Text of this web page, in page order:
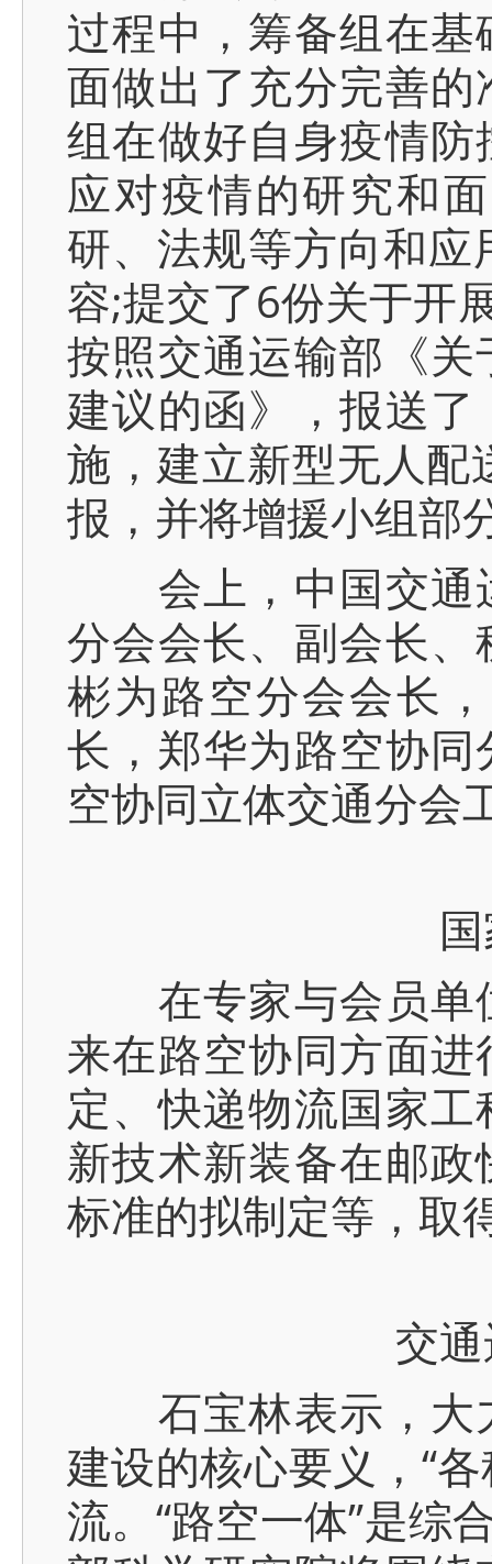
过程中，筹备组在
面做出了充分完善
组在做好自身疫情
应对疫情的研究和
研、法规等方向和
容;提交了6份关于开
按照交通运输部《
建议的函》，报送
施，建立新型无人
报，并将增援小组部
会上，中国交通
分会会长、副会长
彬为路空分会会长
长，郑华为路空协
空协同立体交通分会
国家
在专家与会员单
来在路空协同方面
定、快递物流国家
新技术新装备在邮
标准的拟制定等，取
交
石宝林表示，大
建设的核心要义，“
流。“路空一体”是综